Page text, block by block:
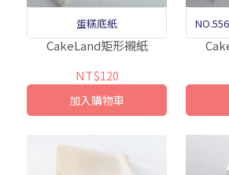
蛋糕底紙
CakeLand矩形襯紙
NT$120
加入購物車